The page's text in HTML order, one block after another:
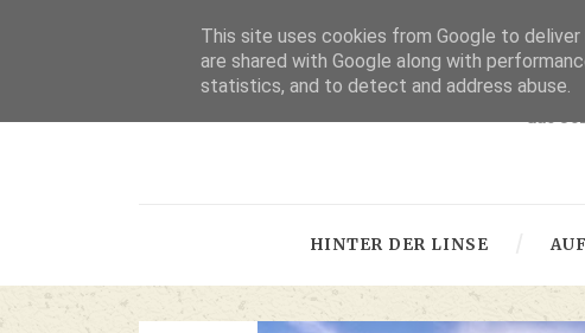
HINTER DER LINSE
This site uses cookies from Google to
are shared with Google along with
statistics, and to detect and address abuse.